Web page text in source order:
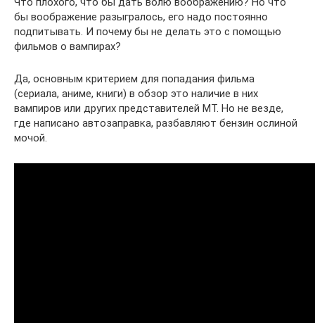
бы воображение разыгралось, его надо постоянно
подпитывать. И почему бы не делать это с помощью
фильмов о вампирах?
Да, основным критерием для попадания фильма
(сериала, аниме, книги) в обзор это наличие в них
вампиров или других представителей МТ. Но не везде,
где написано автозаправка, разбавляют бензин ослиной
мочой.